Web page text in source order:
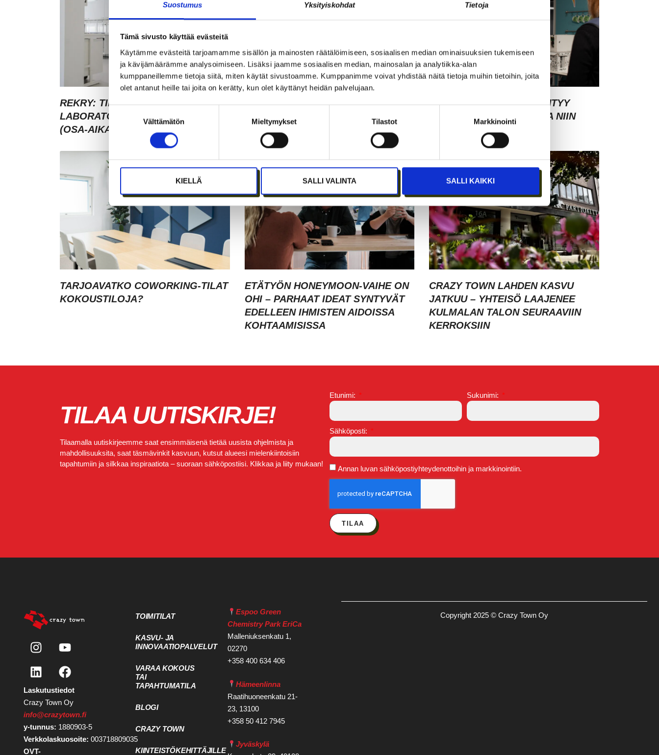
Suostumus Yksityiskohdat Tietoja
Tämä sivusto käyttää evästeitä
Käytämme evästeitä tarjoamamme sisällön ja mainosten räätälöimiseen, sosiaalisen median ominaisuuksien tukemiseen
ja kävijämäärämme analysoimiseen. Lisäksi jaamme sosiaalisen median, mainosalan ja analytiikka-alan
kumppaneillemme tietoja siitä, miten käytät sivustoamme. Kumppanimme voivat yhdistää näitä tietoja muihin tietoihin, joita
olet antanut heille tai joita on kerätty, kun olet käyttänyt heidän palvelujaan.
valinta
Välttämätön Mieltymykset Tilastot Markkinointi
KIELLÄ SALLI VALINTA SALLI KAIKKI
REKRY: TILA- JA
LABORATORIOKOORDINAATTORI
(OSA-AIKAINEN)
JÄSENEN KYNÄSTÄ – TILA
MERKITSEE MARKKINOINNISSA –
KUUKIN EEVA RISTKARI
ASIAKASYMMÄRRYS SYNTYY
IHMISTEN KESKELLÄ – JA NIIN
TARJOAVATKO COWORKING-TILAT
KOKOUSTILOJA?
ETÄTYÖN HONEYMOON-VAIHE ON
OHI – PARHAAT IDEAT SYNTYVÄT
EDELLEEN IHMISTEN AIDOISSA
KOHTAAMISISSA
CRAZY TOWN LAHDEN KASVU
JATKUU – YHTEISÖ LAAJENEE
KULMALAN TALON SEURAAVIIN
KERROKSIIN
TILAA UUTISKIRJE!
Tilaamalla uutiskirjeemme saat ensimmäisenä tietää uusista ohjelmista ja
mahdollisuuksita, saat täsmävinkit kasvuun, kutsut alueesi mielenkiintoisiin
tapahtumiin ja silkkaa inspiraatiota – suoraan sähköpostiisi. Klikkaa ja liity mukaan!
Etunimi: Sukunimi:
Sähköposti:
Annan luvan sähköpostiyhteydenottoihin ja markkinointiin.
TILAA
Laskutustiedot
Crazy Town Oy
info@crazytown.fi
y-tunnus: 1880903-5
Verkkolaskuosoite: 003718809035
OVT-
TOIMITILAT
KASVU- JA
INNOVAATIOPALVELUT
VARAA KOKOUS
TAI
TAPAHTUMATILA
BLOGI
CRAZY TOWN
KIINTEISTÖKEHITTÄJILLE
Espoo Green
Chemistry Park EriCa
Malleniuksenkatu 1,
02270
+358 400 634 406
Hämeenlinna
Raatihuoneenkatu 21-
23, 13100
+358 50 412 7945
Jyväskylä
Copyright 2025 © Crazy Town Oy